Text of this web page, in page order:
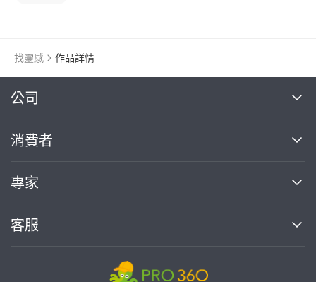
找靈感 作品詳情
公司
關於我們
部落格
加入我們
消費者
買服務
熱門服務
專家
案件中心
客服
繼續完成